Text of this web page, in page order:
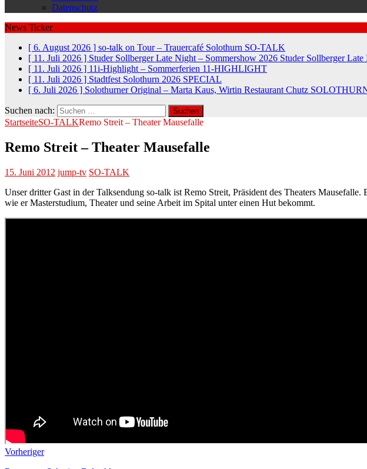
Datenschutz
News Ticker
[ 6. August 2026 ] so-talk on Tour – Trauercafé Solothurn SO-TALK
[ 11. Juli 2026 ] Studer Sollberger Late Night – Sommershow 2026 Studer Sollberger Late
[ 11. Juli 2026 ] 11i-Highlight – Sommerferien 11-HIGHLIGHT
[ 11. Juli 2026 ] Stadtfest Solothurn 2026 SPECIAL
[ 6. Juli 2026 ] Solothurner Original – Marta Kaus, Wirtin Restaurant Chutz
Suchen nach:
StartseiteSO-TALKRemo Streit – Theater Mausefalle
Remo Streit – Theater Mausefalle
15. Juni 2012 jump-tv SO-TALK
Unser dritter Gast in der Talksendung so-talk ist Remo Streit, Präsident des Theaters
wie er Masterstudium, Theater und seine Arbeit im Spital unter einen Hut bekommt.
Vorheriger